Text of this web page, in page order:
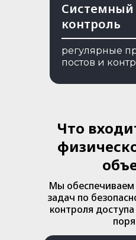
регулярные
постов и
Системный
контроль
Что
Мы обеспечиваем
задач по
контроля